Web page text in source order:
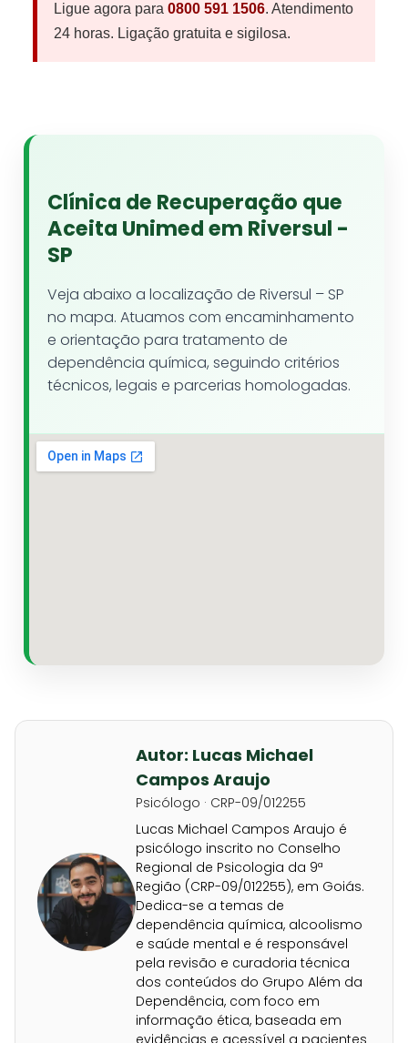
Ligue agora para 0800 591 1506. Atendimento
24 horas. Ligação gratuita e sigilosa.
Clínica de Recuperação que
Aceita Unimed em Riversul -
SP
Veja abaixo a localização de Riversul – SP
no mapa. Atuamos com encaminhamento
e orientação para tratamento de
dependência química, seguindo critérios
técnicos, legais e parcerias homologadas.
Autor: Lucas Michael
Campos Araujo
Psicólogo · CRP-09/012255
Lucas Michael Campos Araujo é
psicólogo inscrito no Conselho
Regional de Psicologia da 9ª
Região (CRP-09/012255), em Goiás.
Dedica-se a temas de
dependência química, alcoolismo
e saúde mental e é responsável
pela revisão e curadoria técnica
dos conteúdos do Grupo Além da
Dependência, com foco em
informação ética, baseada em
evidências e acessível a pacientes